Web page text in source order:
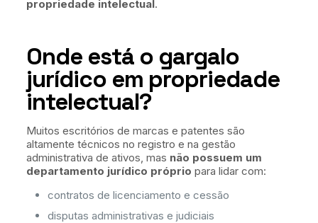
propriedade intelectual.
Onde está o gargalo
jurídico em propriedade
intelectual?
Muitos escritórios de marcas e patentes são
altamente técnicos no registro e na gestão
administrativa de ativos, mas não possuem um
departamento jurídico próprio para lidar com:
contratos de licenciamento e cessão
disputas administrativas e judiciais